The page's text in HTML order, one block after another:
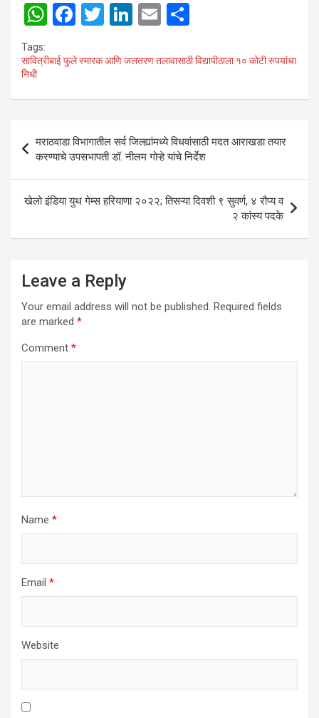
W
at
A
p
F
ce
o
k
T
tt
Li
ke
n
E
ail ar
Tags:
सावित्रीबाई फुले स्मारक आणि जलतरण तलावासाठी विद्यापीठाला १० कोटी रुपयांचा
निधी
navigation
मराठवाडा विभागातील सर्व जिल्ह्यांमध्ये विधवांसाठी मदत आराखडा तयार
करण्याचे उपसभापती डॉ. नीलम गोऱ्हे यांचे निर्देश
खेलो इंडिया युथ गेम्स हरियाणा २०२२; तिसऱ्या दिवशी ९ सुवर्ण, ४ रौप्य व
२ कांस्य पदके
Leave a Reply
Your email address will not be published. Required fields
are marked *
Comment *
Name *
Email *
Website